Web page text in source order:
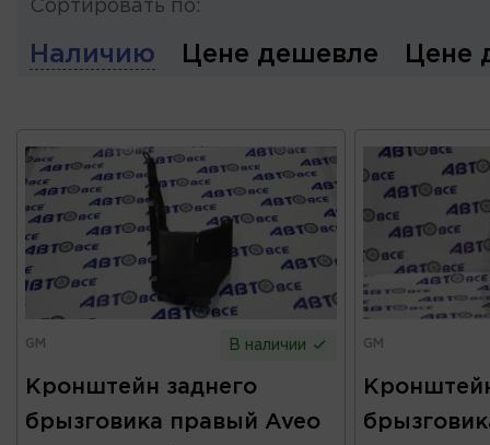
Сортировать по:
Наличию Цене дешевле Цене
GM В наличии
Кронштейн заднего
брызговика правый Aveo
GM